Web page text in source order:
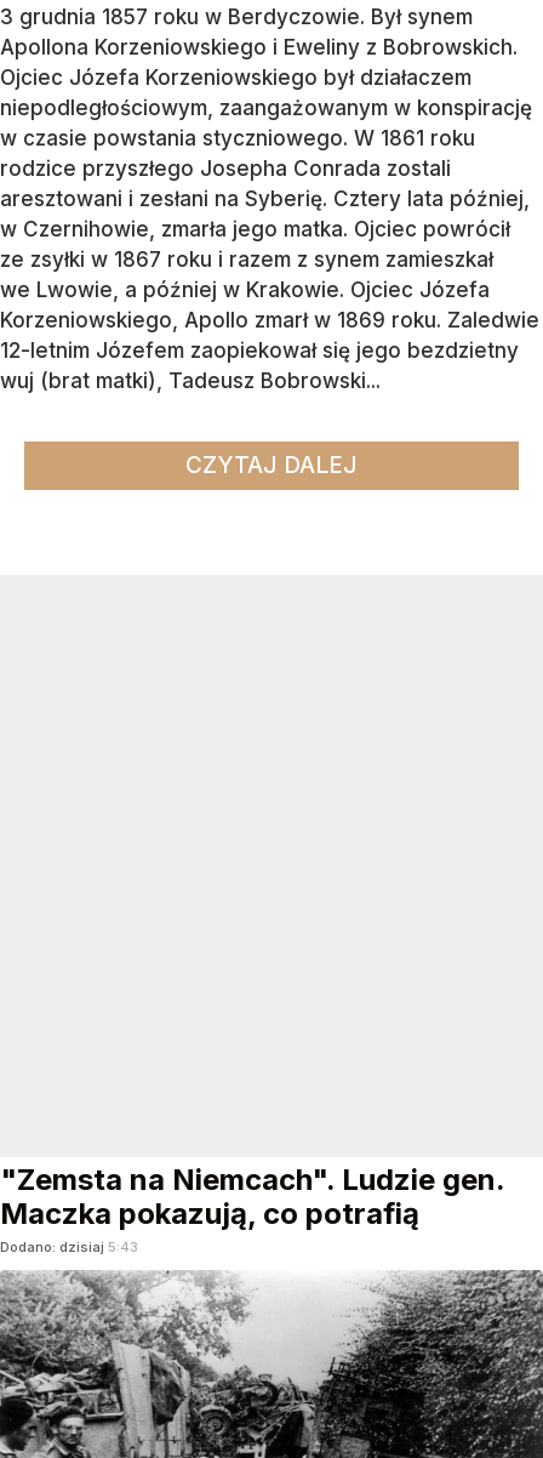
3 grudnia 1857 roku w Berdyczowie. Był synem
Apollona Korzeniowskiego i Eweliny z Bobrowskich.
Ojciec Józefa Korzeniowskiego był działaczem
niepodległościowym, zaangażowanym w konspirację
w czasie powstania styczniowego. W 1861 roku
rodzice przyszłego Josepha Conrada zostali
aresztowani i zesłani na Syberię. Cztery lata później,
w Czernihowie, zmarła jego matka. Ojciec powrócił
ze zsyłki w 1867 roku i razem z synem zamieszkał
we Lwowie, a później w Krakowie. Ojciec Józefa
Korzeniowskiego, Apollo zmarł w 1869 roku. Zaledwie
12-letnim Józefem zaopiekował się jego bezdzietny
wuj (brat matki), Tadeusz Bobrowski...
CZYTAJ DALEJ
"Zemsta na Niemcach". Ludzie gen.
Maczka pokazują, co potrafią
Dodano: dzisiaj 5:43